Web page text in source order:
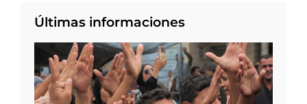
Últimas informaciones